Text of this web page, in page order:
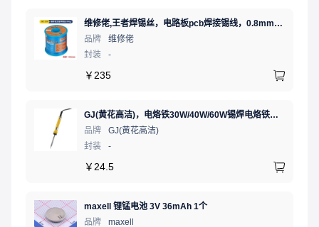
维修佬,王者焊锡丝，电路板pcb焊接锡线，0.8mm800g,1个
品牌
维修佬
封装
-
￥ 235
GJ(黄花高洁)，电烙铁30W/40W/60W锡焊电烙铁焊接工具电焊笔手机电子维修（内热35W），NO.435(35W)
品牌
GJ(黄花高洁)
封装
-
￥ 24.5
maxell 锂锰电池 3V 36mAh 1个
品牌
maxell